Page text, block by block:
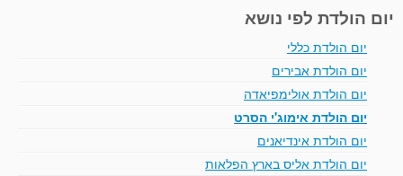
יום הולדת לפי נושא
יום הולדת כללי
יום הולדת אבירים
יום הולדת אולימפיאדה
יום הולדת אימוג'י הסרט
יום הולדת אינדיאנים
יום הולדת אליס בארץ הפלאות